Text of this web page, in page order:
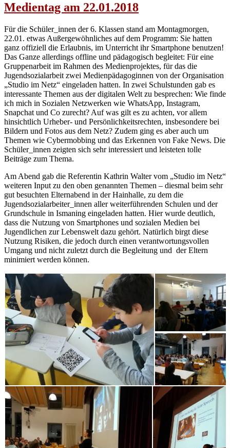
Medientag am 22.01.2018
Für die Schüler_innen der 6. Klassen stand am Montagmorgen,
22.01. etwas Außergewöhnliches auf dem Programm: Sie hatten
ganz offiziell die Erlaubnis, im Unterricht ihr Smartphone benutzen!
Das Ganze allerdings offline und pädagogisch begleitet: Für eine
Gruppenarbeit im Rahmen des Medienprojektes, für das die
Jugendsozialarbeit zwei Medienpädagoginnen von der Organisation
„Studio im Netz“ eingeladen hatten. In zwei Schulstunden gab es
interessante Themen aus der digitalen Welt zu besprechen: Wie finde
ich mich in Sozialen Netzwerken wie WhatsApp, Instagram,
Snapchat und Co zurecht? Auf was gilt es zu achten, vor allem
hinsichtlich Urheber- und Persönlichkeitsrechten, insbesondere bei
Bildern und Fotos aus dem Netz? Zudem ging es aber auch um
Themen wie Cybermobbing und das Erkennen von Fake News. Die
Schüler_innen zeigten sich sehr interessiert und leisteten tolle
Beiträge zum Thema.
Am Abend gab die Referentin Kathrin Walter vom „Studio im Netz“
weiteren Input zu den oben genannten Themen – diesmal beim sehr
gut besuchten Elternabend in der Hainhalle, zu dem die
Jugendsozialarbeiter_innen aller weiterführenden Schulen und der
Grundschule in Ismaning eingeladen hatten. Hier wurde deutlich,
dass die Nutzung von Smartphones und sozialen Medien bei
Jugendlichen zur Lebenswelt dazu gehört. Natürlich birgt diese
Nutzung Risiken, die jedoch durch einen verantwortungsvollen
Umgang und nicht zuletzt durch die Begleitung und der Eltern
minimiert werden können.